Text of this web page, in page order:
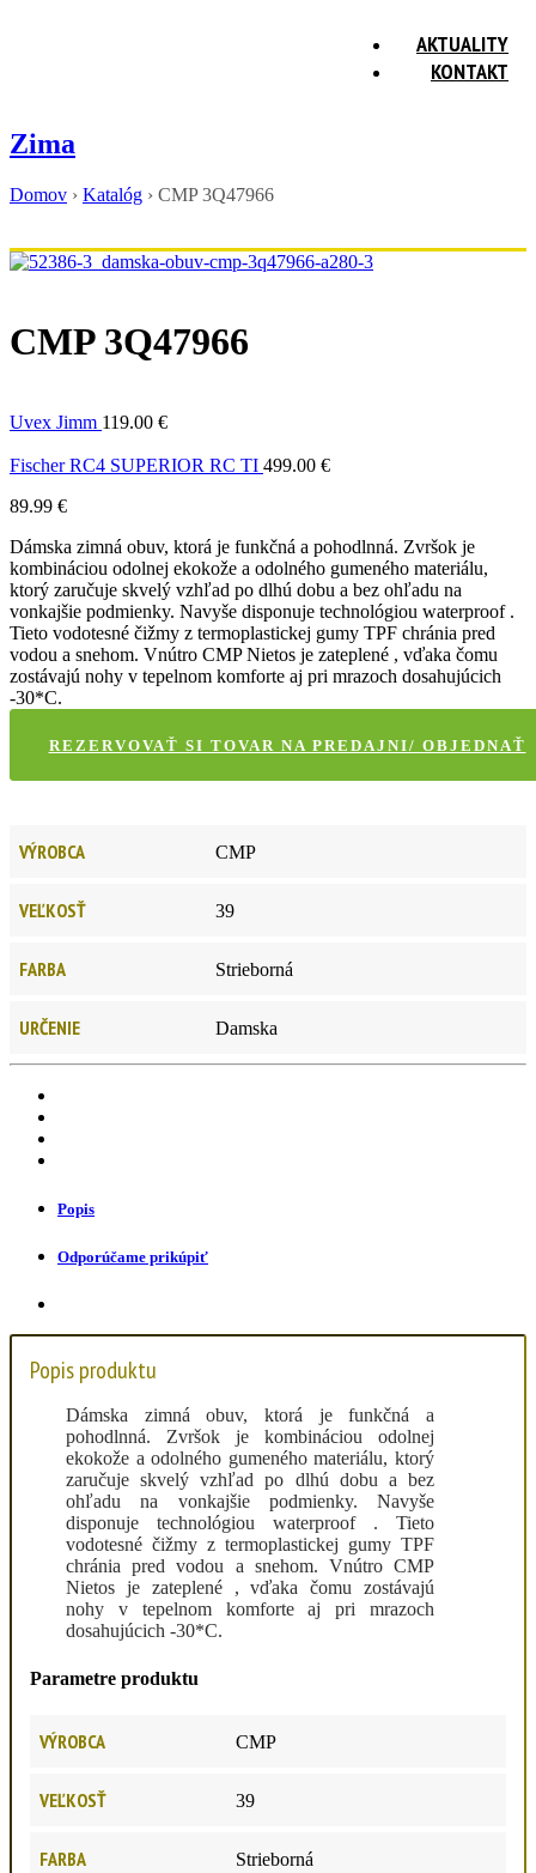
AKTUALITY
KONTAKT
Zima
Domov › Katalóg › CMP 3Q47966
CMP 3Q47966
Uvex Jimm 119.00 €
Fischer RC4 SUPERIOR RC TI 499.00 €
89.99 €
Dámska zimná obuv, ktorá je funkčná a pohodlnná. Zvršok je
kombináciou odolnej ekokože a odolného gumeného materiálu,
ktorý zaručuje skvelý vzhľad po dlhú dobu a bez ohľadu na
vonkajšie podmienky. Navyše disponuje technológiou waterproof .
Tieto vodotesné čižmy z termoplastickej gumy TPF chránia pred
vodou a snehom. Vnútro CMP Nietos je zateplené , vďaka čomu
zostávajú nohy v tepelnom komforte aj pri mrazoch dosahujúcich
-30*C.
REZERVOVAŤ SI TOVAR NA PREDAJNI/ OBJEDNAŤ
VÝROBCA CMP
VEĽKOSŤ 39
FARBA Strieborná
URČENIE Damska
Popis
Odporúčame prikúpiť
Popis produktu
Dámska zimná obuv, ktorá je funkčná a
pohodlnná. Zvršok je kombináciou odolnej
ekokože a odolného gumeného materiálu, ktorý
zaručuje skvelý vzhľad po dlhú dobu a bez
ohľadu na vonkajšie podmienky. Navyše
disponuje technológiou waterproof . Tieto
vodotesné čižmy z termoplastickej gumy TPF
chránia pred vodou a snehom. Vnútro CMP
Nietos je zateplené , vďaka čomu zostávajú
nohy v tepelnom komforte aj pri mrazoch
dosahujúcich -30*C.
Parametre produktu
VÝROBCA CMP
VEĽKOSŤ 39
FARBA Strieborná